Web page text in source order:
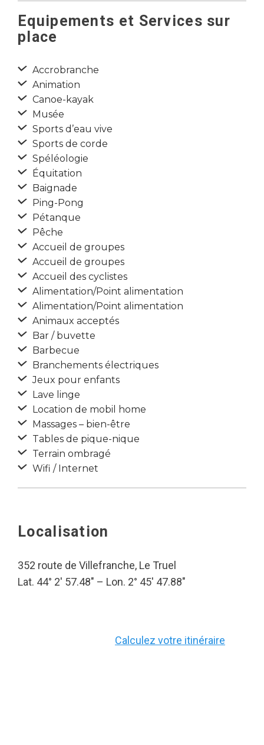
Equipements et Services sur
place
Accrobranche
Animation
Canoe-kayak
Musée
Sports d’eau vive
Sports de corde
Spéléologie
Équitation
Baignade
Ping-Pong
Pétanque
Pêche
Accueil de groupes
Accueil de groupes
Accueil des cyclistes
Alimentation/Point alimentation
Alimentation/Point alimentation
Animaux acceptés
Bar / buvette
Barbecue
Branchements électriques
Jeux pour enfants
Lave linge
Location de mobil home
Massages – bien-être
Tables de pique-nique
Terrain ombragé
Wifi / Internet
Localisation
352 route de Villefranche, Le Truel
Lat. 44° 2′ 57.48″ – Lon. 2° 45′ 47.88″
Calculez votre itinéraire